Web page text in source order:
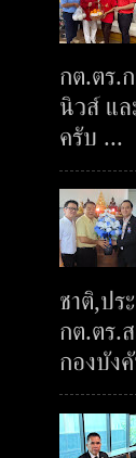
กต.ตร.
นิวส์ แ
ครับ ...
ชาติ,ปร
กต.ตร.
กองบัง